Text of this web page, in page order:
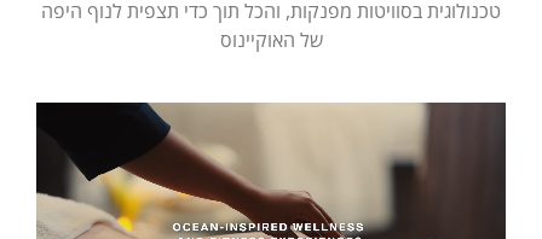
טכנולוגית בסוויטות מפנקות, והכל תוך כדי תצפית לנוף היפה
של האוקיינוס